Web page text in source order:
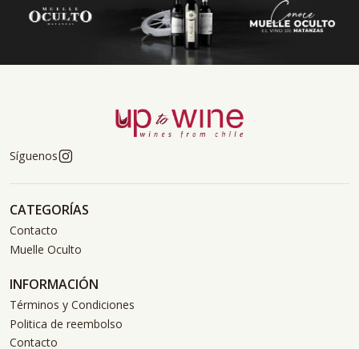
Síguenos
CATEGORÍAS
Contacto
Muelle Oculto
INFORMACIÓN
Términos y Condiciones
Politica de reembolso
Contacto